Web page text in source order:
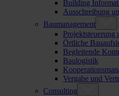
Building
Ausschreibung
Baumanagement
Projektsteuerung
Örtliche
Begleitende
Baulogistik
Vergabe und
Consulting